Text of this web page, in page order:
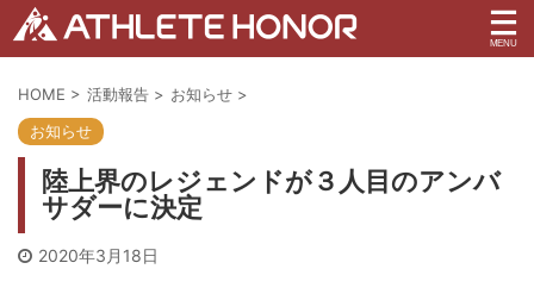
HOME > 活動報告 > お知らせ >
お知らせ
陸上界のレジェンドが３人目のアンバ
サダーに決定
2020年3月18日